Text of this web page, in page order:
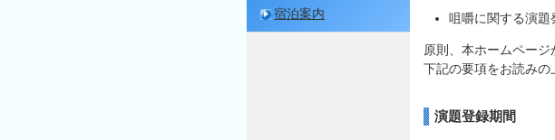
咀嚼に関する演題
原則、本ホームページ
下記の要項をお読みの
演題登録期間
宿泊案内